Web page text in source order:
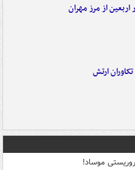
از مرز مهران
ارتش
موساد!